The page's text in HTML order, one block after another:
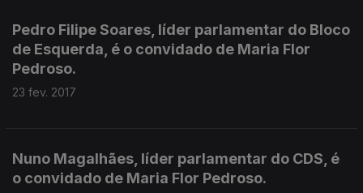
Pedro Filipe Soares, líder parlamentar do Bloco
de Esquerda, é o convidado de Maria Flor
Pedroso.
23 fev. 2017
Nuno Magalhães, líder parlamentar do CDS, é
o convidado de Maria Flor Pedroso.